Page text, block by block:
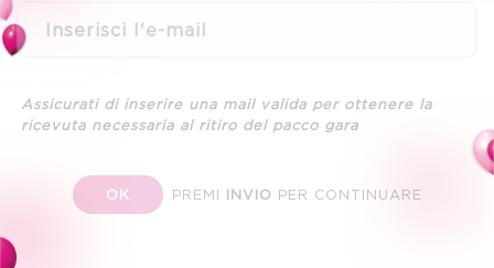
Assicurati di inserire una mail valida per ottenere la
ricevuta necessaria al ritiro del pacco gara
OK PREMI INVIO PER CONTINUARE